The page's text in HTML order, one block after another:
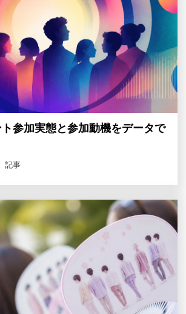
参加実態と参加動機をデータで
記事